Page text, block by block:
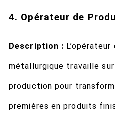
4. Opérateur de
Description :
métallurgique travaille
production pour
premières en produits